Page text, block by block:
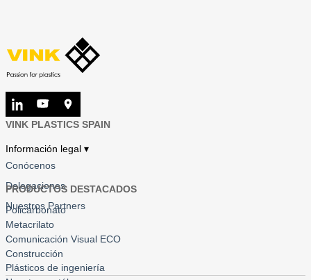
VINK PLASTICS SPAIN
Información legal ▾
Conócenos
Delegaciones
Nuestros Partners
PRODUCTOS DESTACADOS
Policarbonato
Metacrilato
Comunicación Visual ECO
Construcción
Plásticos de ingeniería